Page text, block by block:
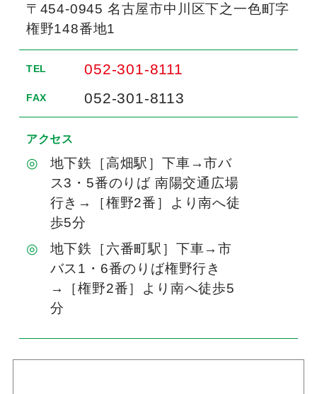
〒454-0945 名古屋市中川区下之一色町字
権野148番地1
TEL 052-301-8111
FAX 052-301-8113
アクセス
地下鉄［高畑駅］下車→市バ
ス3・5番のりば 南陽交通広場
行き→［権野2番］より南へ徒
歩5分
地下鉄［六番町駅］下車→市
バス1・6番のりば権野行き
→［権野2番］より南へ徒歩5
分